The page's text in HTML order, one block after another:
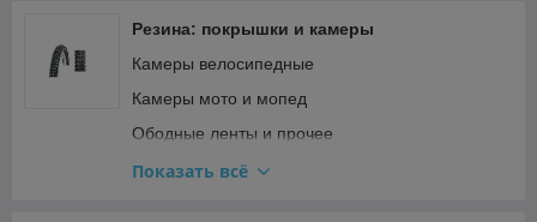
Прочее
Ремкомплекты, прокладки, подшипники
Сиденья
Стартер и кикстартер
Топливная система и карбюратор
Резина: покрышки и камеры
Камеры велосипедные
Камеры мото и мопед
Ободные ленты и прочее
Покрышки велосипедные
Показать всё